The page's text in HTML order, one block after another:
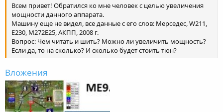
Всем привет! Обратился ко мне человек с целью увеличения
мощности данного аппарата.
Машину еще не видел, все данные с его слов: Мерседес, W211,
E230, M272E25, АКПП, 2008 г.
Вопрос: Чем читать и шить? Можно ли увеличить мощность?
Если да, то на сколько? И сколько будет стоить тюн?
Вложения